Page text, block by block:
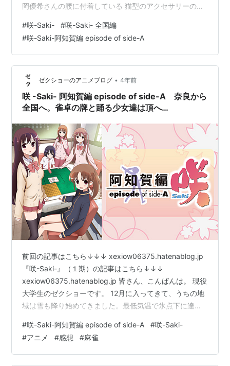
岡優希さんの腰に付着している 猫型のアクセサリーのこ
ルフィオ という名前で おなじく咲-Saki-の登場人物であ
る 原村和からの贈り物 であることが分かっています。
校則違反じゃないの？ 猫蛇セアミィに関してこれ以上の
情報はありませんでした。 ただ、咲-Saki-には、他の登
場人物にも猫にまつわる物が多々登場して…
#咲-Saki- #咲-Saki- 全国編
#咲-Saki-阿知賀編 episode of side-A
ゼクショーのアニメブログ • 4年前
咲 -Saki- 阿知賀編 episode of side-A 奈良から
全国へ。雀卓の牌と踊る少女達は頂へ
前回の記事はこちら↓↓↓ xexiow06375.hatenablog.jp
『咲-Saki-』（１期）の記事はこちら↓↓↓
xexiow06375.hatenablog.jp 皆さん、こんばんは。 現役
大学生のゼクショーです。 12月に入ってきて、うちの地
域は雪も降り始めてきました。最低気温で氷点下に達す
れから追々冬の時期に似合う作品を次々ご紹介する事に
なるかと。.....まぁ今回に関しては、ほぼ冬要素関係ない
んですけどね。 さてさて、今回ご紹介するのは『咲 -
#咲-Saki-阿知賀編 episode of side-A #咲-Saki-
#アニメ #感想 #麻雀